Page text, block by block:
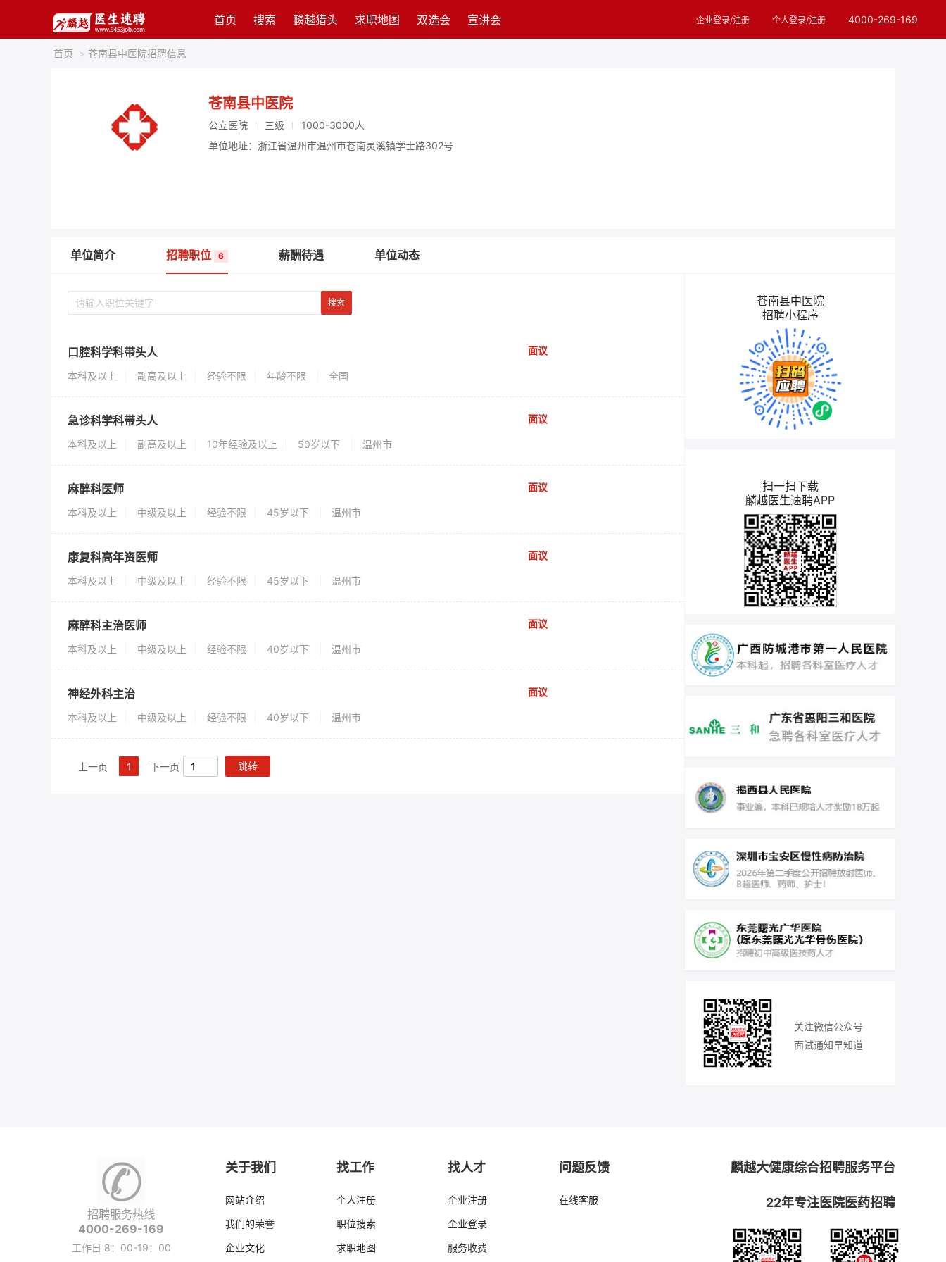
首页 搜索 麟越猎头 求职地图 双选会 宣讲会 企业登录/注册 个人登录/注册 4000-269-169
首页 > 苍南县中医院招聘信息
苍南县中医院
公立医院 三级
1000-3000人
单位地址：浙江省温州市温州市苍南灵溪镇学士路302号
单位简介 招聘职位 6 薪酬待遇 单位动态
口腔科学科带头人 面议
本科及以上 副高及以上 经验不限 年龄不限 全国
急诊科学科带头人 面议
本科及以上 副高及以上 10年经验及以上 50岁以下 温州市
麻醉科医师 面议
本科及以上 中级及以上 经验不限 45岁以下 温州市
康复科高年资医师 面议
本科及以上 中级及以上 经验不限 45岁以下 温州市
麻醉科主治医师 面议
本科及以上 中级及以上 经验不限 40岁以下 温州市
神经外科主治 面议
本科及以上 中级及以上 经验不限 40岁以下 温州市
上一页 1 下一页 跳转
苍南县中医院
招聘小程序
扫一扫下载
麟越医生速聘APP
关注微信公众号
面试通知早知道
招聘服务热线
4000-269-169
工作日 8：00-19：00
关于我们
网站介绍
我们的荣誉
企业文化
找工作
个人注册
职位搜索
求职地图
找人才
企业注册
企业登录
服务收费
问题反馈
在线客服
麟越大健康综合招聘服务平台
22年专注医院医药招聘